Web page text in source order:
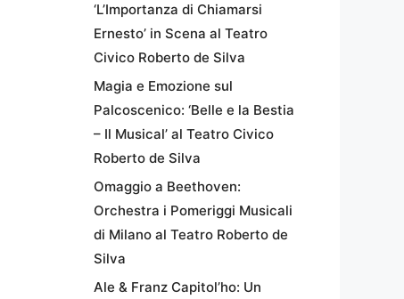
‘L’Importanza di Chiamarsi
Ernesto’ in Scena al Teatro
Civico Roberto de Silva
Magia e Emozione sul
Palcoscenico: ‘Belle e la Bestia
– Il Musical’ al Teatro Civico
Roberto de Silva
Omaggio a Beethoven:
Orchestra i Pomeriggi Musicali
di Milano al Teatro Roberto de
Silva
Ale & Franz Capitol’ho: Un